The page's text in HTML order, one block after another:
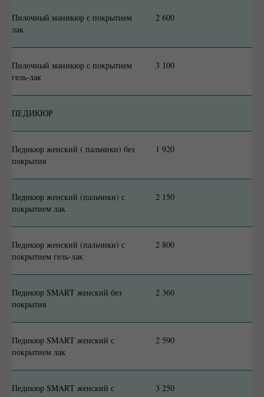
Пилочный маникюр с покрытием
лак
2 600
Пилочный маникюр с покрытием
гель-лак
3 100
ПЕДИКЮР
Педикюр женский ( пальчики) без
покрытия
1 920
Педикюр женский (пальчики) с
покрытием лак
2 150
Педикюр женский (пальчики) с
покрытием гель-лак
2 800
Педикюр SMART женский без
покрытия
2 360
Педикюр SMART женский с
покрытием лак
2 590
Педикюр SMART женский с
3 250